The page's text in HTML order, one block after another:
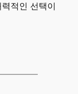
적인 선택이